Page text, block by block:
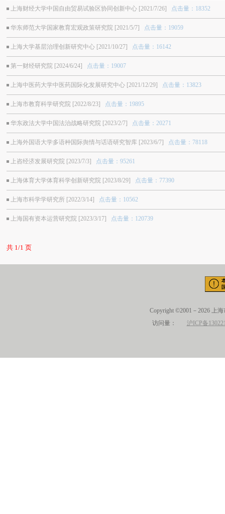
上海财经大学中国自由贸易试验区协同创新中心 [2021/7/26] 点击量：18352
华东师范大学国家教育宏观政策研究院 [2021/5/7] 点击量：19059
上海大学基层治理创新研究中心 [2021/10/27] 点击量：16142
第一财经研究院 [2024/6/24] 点击量：19007
上海中医药大学中医药国际化发展研究中心 [2021/12/29] 点击量：13823
上海市教育科学研究院 [2022/8/23] 点击量：19895
华东政法大学中国法治战略研究院 [2023/2/7] 点击量：20271
上海外国语大学多语种国际舆情与话语研究智库 [2023/6/7] 点击量：78118
上咨经济发展研究院 [2023/7/3] 点击量：95261
上海体育大学体育科学创新研究院 [2023/8/29] 点击量：77390
上海市科学学研究所 [2022/3/14] 点击量：10562
上海国有资本运营研究院 [2023/3/17] 点击量：120739
共 1/1 页
Copyright ©2001－2026 上
访问量： 沪ICP备